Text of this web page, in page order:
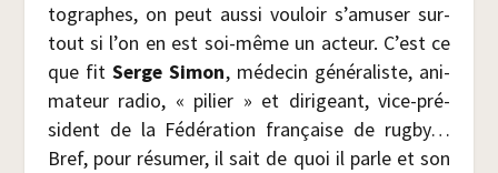
to­graphes, on peut aus­si vou­loir s’amuser sur­
tout si l’on en est soi-même un acteur. C’est ce
que fitSerge Simon, méde­cin géné­ra­liste, ani­
ma­teur radio, « pilier » et diri­geant, vice-pré­
sident de la Fédé­ra­tion fran­çaise de rug­by…
Bref, pour résu­mer, il sait de quoi il parle et son